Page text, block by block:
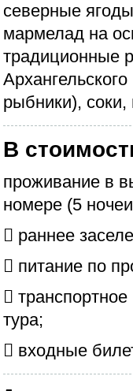
северные
мармелад на
традиционные
рыбники), соки,
В
проживание в
номере (5
 раннее
 питание по

тура;
 входные